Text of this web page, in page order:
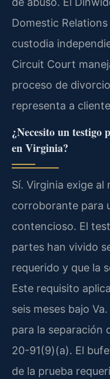
Domestic
custodia
Circuit Court
proceso de
representa a
¿Necesito un testigo
en Virginia?
Sí. Virginia exige
corroborante para
contencioso. El
partes han vivido
requerido y que la
Este requisito
seis meses bajo
para la separación
20-91(9)(a). El
de la prueba